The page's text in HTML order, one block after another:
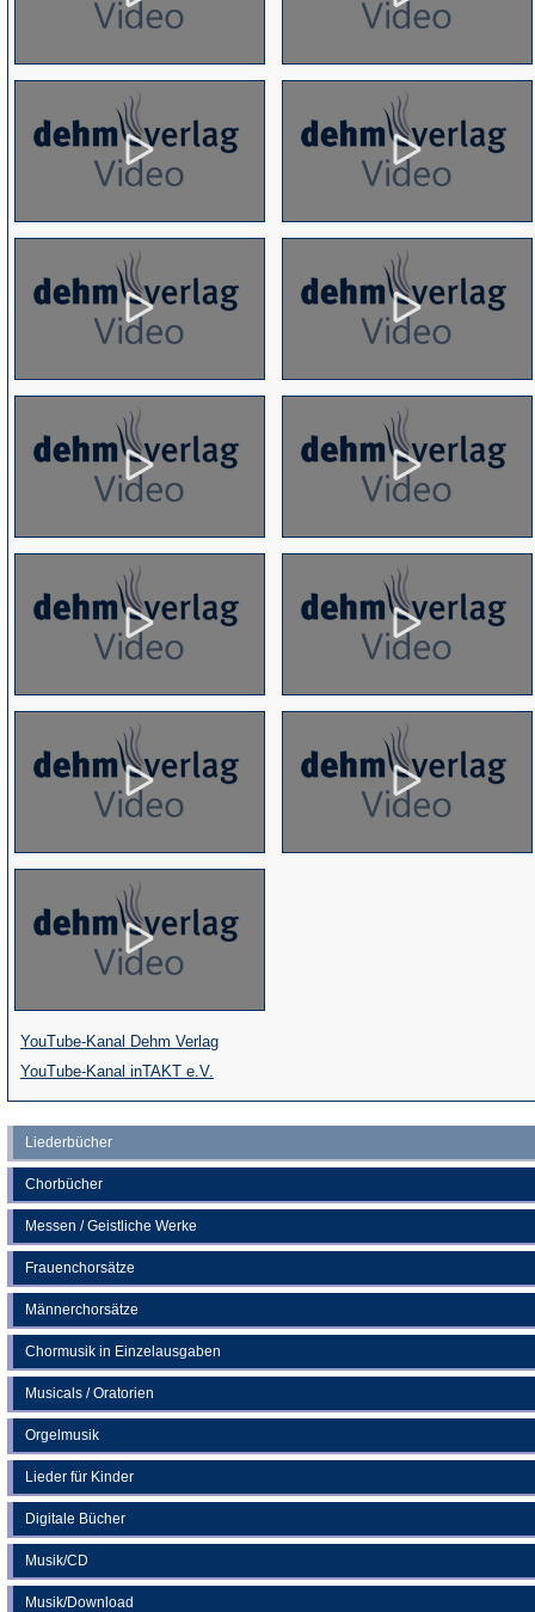
Liederbücher
Chorbücher
Messen / Geistliche Werke
Frauenchorsätze
Männerchorsätze
Chormusik in Einzelausgaben
Musicals / Oratorien
Orgelmusik
Lieder für Kinder
Digitale Bücher
Musik/CD
Musik/Download
YouTube-Kanal Dehm Verlag(Öffnet
einem
neuen
Tab)
YouTube-Kanal inTAKT e.V.
in
einem
neuen